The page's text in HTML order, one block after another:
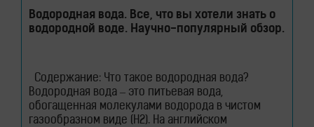
Водородная вода. Все, что вы хотели знать о
водородной воде. Научно-популярный обзор.
Содержание: Что такое водородная вода?
Водородная вода – это питьевая вода,
обогащенная молекулами водорода в чистом
газообразном виде (H2). На английском